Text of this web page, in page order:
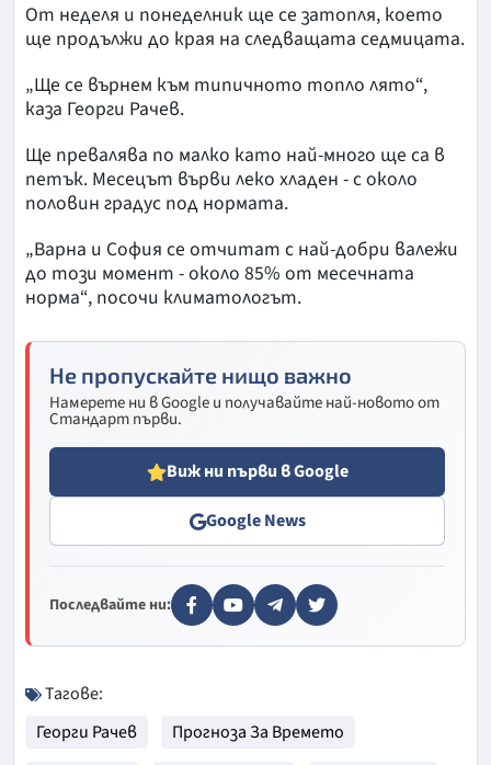
От неделя и понеделник ще се затопля, което
ще продължи до края на следващата седмицата.
„Ще се върнем към типичното топло лято“,
каза Георги Рачев.
Ще превалява по малко като най-много ще са в
петък. Месецът върви леко хладен - с около
половин градус под нормата.
„Варна и София се отчитат с най-добри валежи
до този момент - около 85% от месечната
норма“, посочи климатологът.
Не пропускайте нищо важно
Намерете ни в Google и получавайте най-новото от
Стандарт първи.
Виж ни първи в Google
Google News
Последвайте ни:
Тагове:
Георги Рачев
Прогноза За Времето